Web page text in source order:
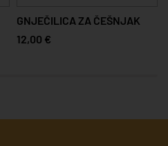
GNJEČILICA ZA ČEŠNJAK
12,00 €